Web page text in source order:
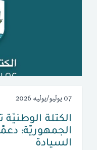
07 يوليو/يوليه 2026
الكتلة
الجمهوريّة:
السيادة